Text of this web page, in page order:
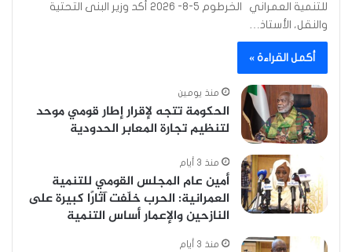
للتنمية العمراني الخرطوم 5-8- 2026 أكد وزير البنى التحتية
والنقل، الأستاذ…
أكمل القراءة »
منذ يومين
الحكومة تتجه لإقرار إطار قومي موحد
لتنظيم تجارة المعابر الحدودية
منذ 3 أيام
أمين عام المجلس القومي للتنمية
العمرانية: الحرب خلّفت آثارًا كبيرة على
النازحين والإعمار أساس التنمية
منذ 3 أيام